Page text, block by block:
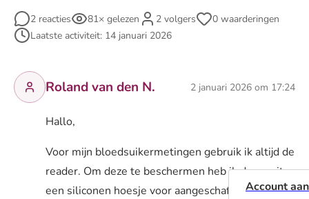
Account
2 reacties 81× gelezen 2 volgers
0 waarderingen
Laatste activiteit: 14 januari 2026
Roland van den N. 2 januari 2026 om 17:24
Hallo,
Voor mijn bloedsuikermetingen gebruik ik altijd de
reader. Om deze te beschermen heb ik daar ooit
een siliconen hoesje voor aangeschaft. Deze is nu